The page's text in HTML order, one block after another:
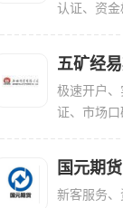
认证、资金
五矿经
极速开户、
证、市场口
国元期货
新客服务、